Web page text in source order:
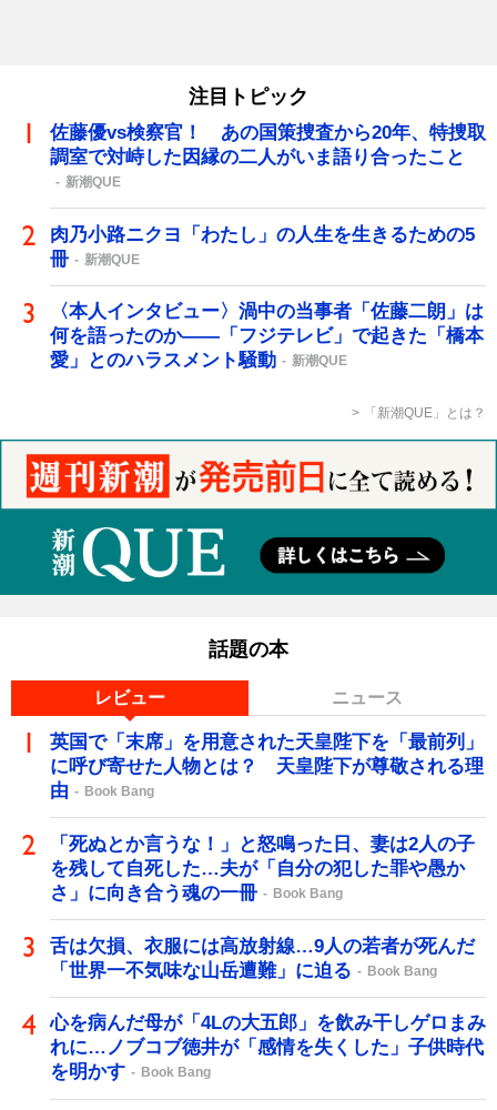
注目トピック
佐藤優vs検察官！ あの国策捜査から20年、特捜取
調室で対峙した因縁の二人がいま語り合ったこと
新潮QUE
肉乃小路ニクヨ「わたし」の人生を生きるための5
冊
新潮QUE
〈本人インタビュー〉渦中の当事者「佐藤二朗」は
何を語ったのか――「フジテレビ」で起きた「橋本
愛」とのハラスメント騒動
新潮QUE
「新潮QUE」とは？
話題の本
レビュー ニュース
英国で「末席」を用意された天皇陛下を「最前列」
に呼び寄せた人物とは？ 天皇陛下が尊敬される理
由
Book Bang
「死ぬとか言うな！」と怒鳴った日、妻は2人の子
を残して自死した…夫が「自分の犯した罪や愚か
さ」に向き合う魂の一冊
Book Bang
舌は欠損、衣服には高放射線…9人の若者が死んだ
「世界一不気味な山岳遭難」に迫る
Book Bang
心を病んだ母が「4Lの大五郎」を飲み干しゲロまみ
れに…ノブコブ徳井が「感情を失くした」子供時代
を明かす
Book Bang